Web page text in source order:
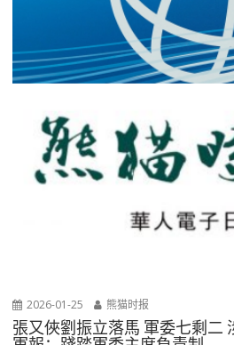
2026-01-25 熊猫时报
張又俠劉振立落馬 軍委七剩二